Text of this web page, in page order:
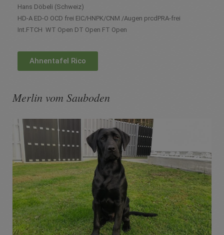
Hans Döbeli (Schweiz)
HD-A ED-O OCD frei EIC/HNPK/CNM /Augen prcdPRA-frei
Int.FTCH WT Open DT Open FT Open
Ahnentafel Rico
Merlin vom Sauboden